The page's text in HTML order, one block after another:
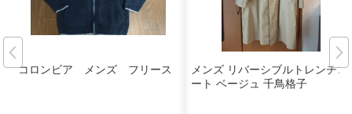
コロンビア メンズ フリース
メンズ リバーシブルトレンチコ
ート ベージュ 千鳥格子